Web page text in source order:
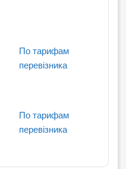
По тарифам
перевізника
По тарифам
перевізника